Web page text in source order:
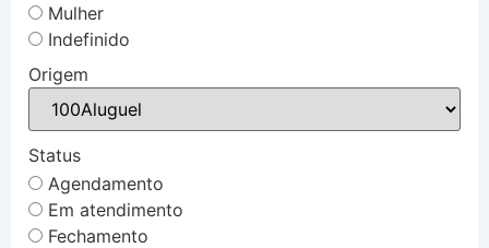
Mulher
Indefinido
Origem
Status
Agendamento
Em atendimento
Fechamento